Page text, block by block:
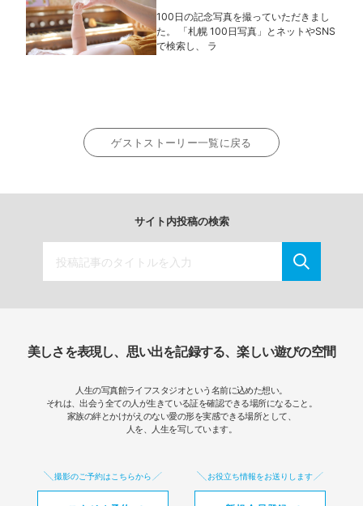
100日の記念写真を撮っていただきまし
た。 「札幌 100日写真」とネットやSNS
で検索し、 ラ
ゲストストーリー一覧に戻る
サイト内投稿の検索
美しさを表現し、思い出を記録する、楽しい遊びの空間
人生の写真館ライフスタジオという名前に込めた想い。
それは、出会う全ての人が生きている証を確認できる場所になること。
家族の絆とかけがえのない愛の形を実感できる場所として、
人を、人生を写しています。
撮影のご予約はこちらから お役立ち情報をお送りします